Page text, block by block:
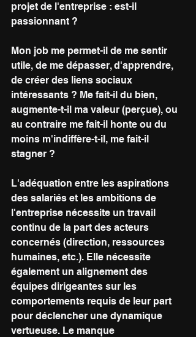
projet de l'entreprise : est-il
passionnant ?
Mon job me permet-il de me sentir
utile, de me dépasser, d'apprendre,
de créer des liens sociaux
intéressants ? Me fait-il du bien,
augmente-t-il ma valeur (perçue), ou
au contraire me fait-il honte ou du
moins m'indiffère-t-il, me fait-il
stagner ?
L'adéquation entre les aspirations
des salariés et les ambitions de
l'entreprise nécessite un travail
continu de la part des acteurs
concernés (direction, ressources
humaines, etc.). Elle nécessite
également un alignement des
équipes dirigeantes sur les
comportements requis de leur part
pour déclencher une dynamique
vertueuse. Le manque